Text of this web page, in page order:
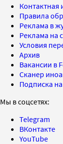
Правила
Реклама в
Реклама на
Условия
Архив
Вакансии в
Сканер
Подписка
Мы в соцсетях:
Telegram
ВКонтакте
YouTube